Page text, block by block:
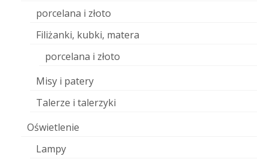
porcelana i złoto
Filiżanki, kubki, matera
porcelana i złoto
Misy i patery
Talerze i talerzyki
Oświetlenie
Lampy